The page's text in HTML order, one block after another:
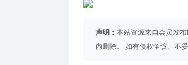
声明： 本站资源来自会员发
内删除。 如有侵权争议、不